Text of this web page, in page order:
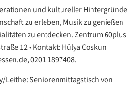
und kultureller Hintergründe
zu erleben, Musik zu genießen
zu entdecken. Zentrum 60plus
12 • Kontakt: Hülya Coskun
0201 1897408.
Leithe: Seniorenmittagstisch von